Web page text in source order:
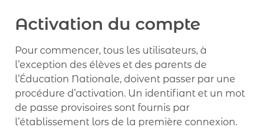
Activation du compte
Pour commencer, tous les utilisateurs, à
l’exception des élèves et des parents de
l’Éducation Nationale, doivent passer par une
procédure d’activation. Un identifiant et un mot
de passe provisoires sont fournis par
l’établissement lors de la première connexion.